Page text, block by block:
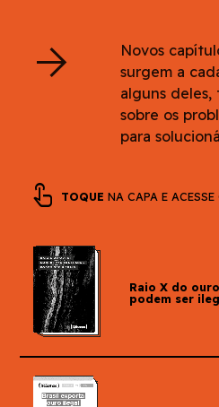
arrow_forward
Novos
surgem a
alguns
sobre os
para
touch_app TOQUE NA CAPA E ACESSE
Raio X do
podem ser